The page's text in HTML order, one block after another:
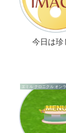
今日は珍